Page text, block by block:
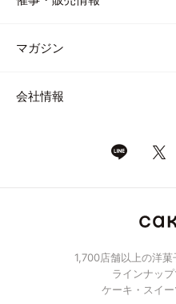
マガジン
会社情報
1,700店舗以上の洋
ラインナッ
ケーキ・スイ